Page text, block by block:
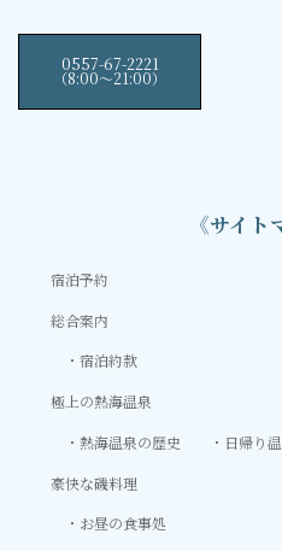
0557-67-2221
（8:00〜21:00）
《サイト
宿泊予約
総合案内
宿泊約款
極上の熱海温泉
熱海温泉の歴史
日帰り
豪快な磯料理
お昼の食事処